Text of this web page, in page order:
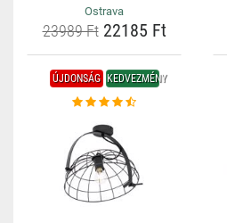
Ostrava
23989 Ft22185 Ft
ÚJDONSÁG KEDVEZMÉNY